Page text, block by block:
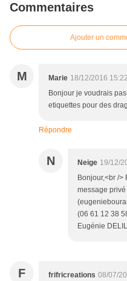
Commentaires
Ajouter un
M Marie 18/12/2016 15:22
Bonjour je voudrais
etiquettes pour des
Répondre
N Neige 19/12/
Bonjour,<br />
message privé
(06 61 12 38
Eugénie
F frifricreations 08/07/